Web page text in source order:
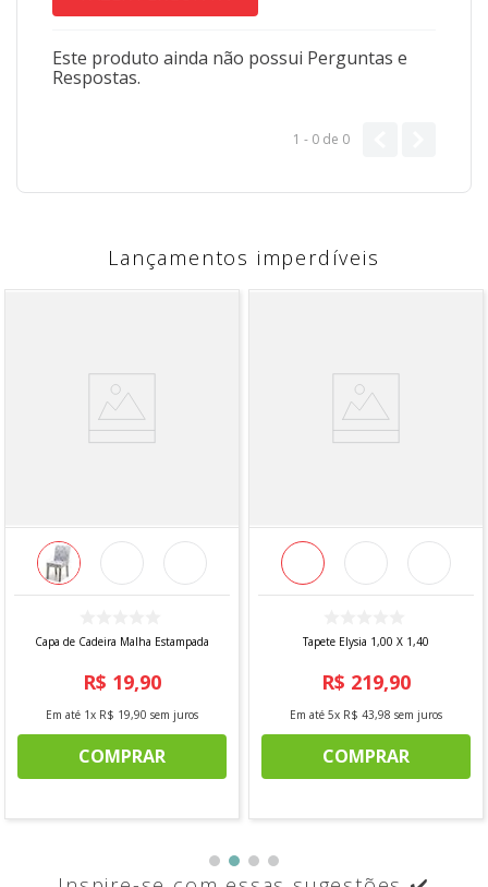
Este produto ainda não possui Perguntas e
Respostas.
1 - 0 de 0
Lançamentos imperdíveis
Capa de Cadeira Malha Estampada
R$ 19,90
Em até 1x R$ 19,90 sem juros
COMPRAR
Tapete Elysia 1,00 X 1,40
R$ 219,90
Em até 5x R$ 43,98 sem juros
COMPRAR